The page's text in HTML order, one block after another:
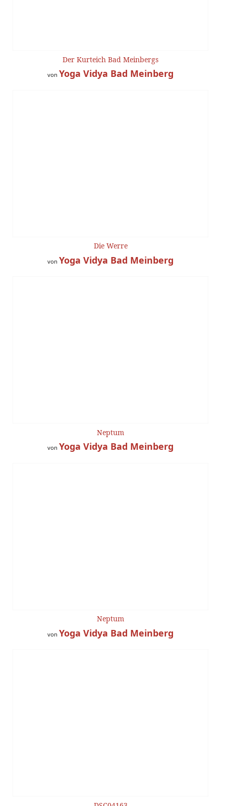
Der Kurteich Bad Meinbergs
von Yoga Vidya Bad Meinberg
Die Werre
von Yoga Vidya Bad Meinberg
Neptum
von Yoga Vidya Bad Meinberg
Neptum
von Yoga Vidya Bad Meinberg